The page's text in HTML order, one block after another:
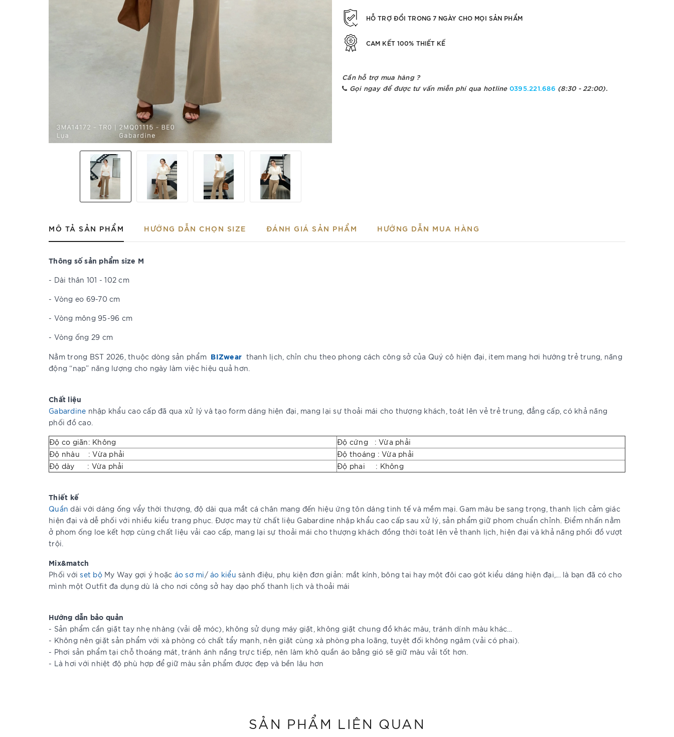
HỖ TRỢ ĐỔI TRONG 7 NGÀY CHO MỌI SẢN PHẨM
CAM KẾT 100% THIẾT KẾ
Cần hỗ trợ mua hàng ?
Gọi ngay để được tư vấn miễn phí qua hotline 0395.221.686 (8:30 - 22:00).
MÔ TẢ SẢN PHẨM HƯỚNG DẪN CHỌN SIZE ĐÁNH GIÁ SẢN PHẨM HƯỚNG DẪN MUA HÀNG
Thông số sản phẩm size M
- Dài thân 101 - 102 cm
- Vòng eo 69-70 cm
- Vòng mông 95-96 cm
- Vòng ống 29 cm
Nằm trong BST 2026, thuộc dòng sản phẩm BIZwear thanh lịch, chỉn chu theo phong cách công sở của Quý cô hiện đại, item mang hơi hướng trẻ trung, năng
động “nạp” năng lượng cho ngày làm việc hiệu quả hơn.
Chất liệu
Gabardine nhập khẩu cao cấp đã qua xử lý và tạo form dáng hiện đại, mang lại sự thoải mái cho thượng khách, toát lên vẻ trẻ trung, đẳng cấp, có khả năng
phối đồ cao.
Độ co giãn: Không
Độ cứng : Vừa phải
Độ nhàu : Vừa phải
Độ thoáng : Vừa phải
Độ dày : Vừa phải
Độ phai : Không
Thiết kế
Quần dài với dáng ống vẩy thời thượng, độ dài qua mắt cá chân mang đến hiệu ứng tôn dáng tinh tế và mềm mại. Gam màu be sang trọng, thanh lịch cảm giác
hiện đại và dễ phối với nhiều kiểu trang phục. Được may từ chất liệu Gabardine nhập khẩu cao cấp sau xử lý, sản phẩm giữ phom chuẩn chỉnh. Điểm nhấn nằm
ở phom ống loe kết hợp cùng chất liệu vải cao cấp, mang lại sự thoải mái cho thượng khách đồng thời toát lên vẻ thanh lịch, hiện đại và khả năng phối đồ vượt
trội.
Mix&match
Phối vớiset bộMy Way gợi ý hoặc áo sơ mi/ áo kiểu sành điệu, phụ kiện đơn giản: mắt kính, bông tai hay một đôi cao gót kiểu dáng hiện đại,... là bạn đã có cho
mình một Outfit đa dụng dù là cho nơi công sở hay dạo phố thanh lịch và thoải mái
Hướng dẫn bảo quản
- Sản phẩm cần giặt tay nhẹ nhàng (vải dễ móc), không sử dụng máy giặt, không giặt chung đồ khác màu, tránh dính màu khác…
- Không nên giặt sản phẩm với xà phòng có chất tẩy mạnh, nên giặt cùng xà phòng pha loãng, tuyệt đối không ngâm (vải có phai).
- Phơi sản phẩm tại chỗ thoáng mát, tránh ánh nắng trực tiếp, nên làm khô quần áo bằng gió sẽ giữ màu vải tốt hơn.
- Là hơi với nhiệt độ phù hợp để giữ màu sản phẩm được đẹp và bền lâu hơn
SẢN PHẨM LIÊN QUAN